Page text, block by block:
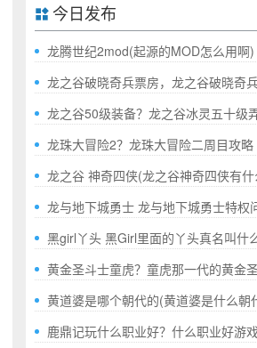
今日发布
龙腾世纪2mod(起源的MOD怎么用啊)
龙之谷破晓奇兵票房，龙之谷破晓奇
龙之谷50级装备？龙之谷冰灵五十级
龙珠大冒险2？龙珠大冒险二周目攻略
龙之谷 神奇四侠(龙之谷神奇四侠有
龙与地下城勇士 龙与地下城勇士特权
黑girl丫头 黑Girl里面的丫头真名叫什
黄金圣斗士童虎？童虎那一代的黄金
黄道婆是哪个朝代的(黄道婆是什么朝
鹿鼎记玩什么职业好？什么职业好游